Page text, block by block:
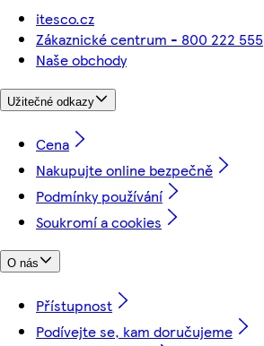
itesco.cz
Zákaznické centrum - 800 222 555
Naše obchody
Užitečné odkazy
Cena
Nakupujte online bezpečně
Podmínky používání
Soukromí a cookies
O nás
Přístupnost
Podívejte se, kam doručujeme